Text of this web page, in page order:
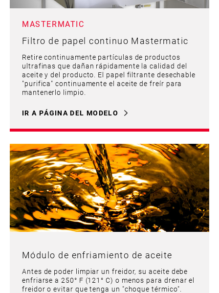
MASTERMATIC
Filtro de papel continuo Mastermatic
Retire continuamente partículas de productos
ultrafinas que dañan rápidamente la calidad del
aceite y del producto. El papel filtrante desechable
"purifica" continuamente el aceite de freír para
mantenerlo limpio.
IR A PÁGINA DEL MODELO
Módulo de enfriamiento de aceite
Antes de poder limpiar un freidor, su aceite debe
enfriarse a 250° F (121° C) o menos para drenar el
freidor o evitar que tenga un "choque térmico".